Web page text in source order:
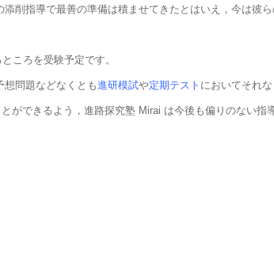
削指導で最善の準備は積ませてきたとはいえ，今は彼ら
ころを受験予定です。
問題などなくとも進研模試や定期テスト においてそれ
できるよう，進路探究塾 Mirai は今後も偏りのない指